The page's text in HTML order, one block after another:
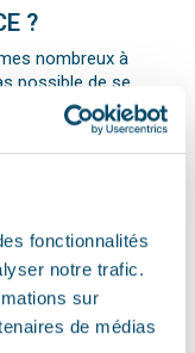
fonctionnalités
notre trafic.
sur
de médias
?
nombreux à
possible de se
certains gestes
telle situation est de
Il est important
la situation.
animal et décrire
attention aux
abattement doit